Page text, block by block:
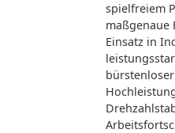
spielfreiem
maßgenaue
Einsatz in